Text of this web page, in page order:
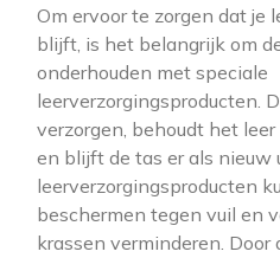
Om ervoor te zorgen dat je
blijft, is het belangrijk om
onderhouden met speciale
leerverzorgingsproducten.
verzorgen, behoudt het
en blijft de tas er als nieuw
leerverzorgingsproducten
beschermen tegen vuil en
krassen verminderen. Door